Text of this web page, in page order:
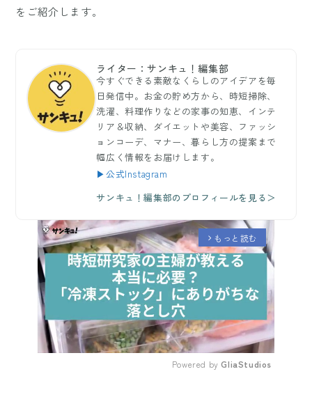
をご紹介します。
ライター：サンキュ！編集部
今すぐできる素敵なくらしのアイデアを毎
日発信中。お金の貯め方から、時短掃除、
洗濯、料理作りなどの家事の知恵、インテ
リア＆収納、ダイエットや美容、ファッシ
ョンコーデ、マナー、暮らし方の提案まで
幅広く情報をお届けします。
▶公式Instagram
サンキュ！編集部のプロフィールを見る＞
arrow_forward_ios もっと読む
Powered by GliaStudios